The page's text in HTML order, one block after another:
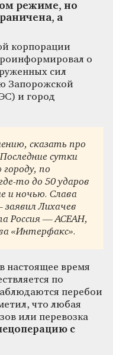
режиме, но
а
корпорации
о
сил
Запорожской
и город
сказать про
сутки
по
то до 50 ударов
и ночью. Слава
Лихачев
Россия — АСЕАН,
«Интерфакс».
настоящее время
по
перебои
что любая
или перевозка
с